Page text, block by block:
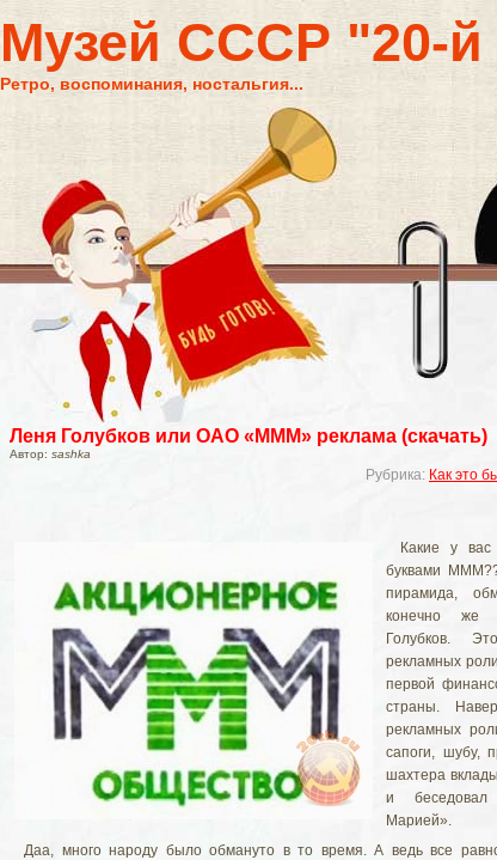
Музей СССР "20-й
Ретро, воспоминания, ностальгия...
Леня Голубков или ОАО «МММ» реклама (скачать)
Автор: sashka
Рубрика: Как это
Какие у
буквами
пирамида,
конечно же
Голубков.
рекламных
первой
страны.
рекламных
сапоги, шубу,
шахтера
и
Марией».
Даа, много народу было обмануто в то время. А ведь все